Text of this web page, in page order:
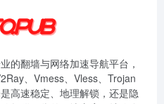
的翻墙与网络加速导航平台，
、Vmess、Vless、Trojan
高速稳定、地理解锁，还是隐